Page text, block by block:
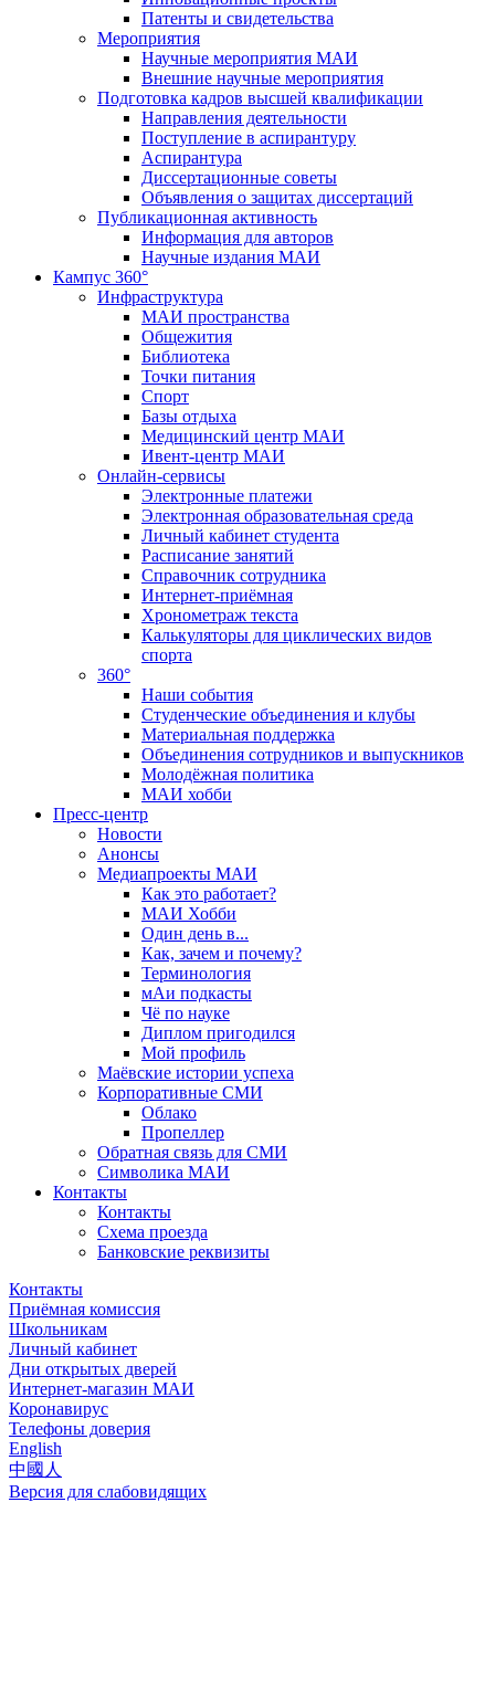
Патенты и свидетельства
Мероприятия
Научные мероприятия МАИ
Внешние научные мероприятия
Подготовка кадров высшей квалификации
Направления деятельности
Поступление в аспирантуру
Аспирантура
Диссертационные советы
Объявления о защитах диссертаций
Публикационная активность
Информация для авторов
Научные издания МАИ
Кампус 360°
Инфраструктура
МАИ пространства
Общежития
Библиотека
Точки питания
Спорт
Базы отдыха
Медицинский центр МАИ
Ивент-центр МАИ
Онлайн-сервисы
Электронные платежи
Электронная образовательная среда
Личный кабинет студента
Расписание занятий
Справочник сотрудника
Интернет-приёмная
Хронометраж текста
Калькуляторы для циклических видов
спорта
360°
Наши события
Студенческие объединения и клубы
Материальная поддержка
Объединения сотрудников и выпускников
Молодёжная политика
МАИ хобби
Пресс-центр
Новости
Анонсы
Медиапроекты МАИ
Как это работает?
МАИ Хобби
Один день в...
Как, зачем и почему?
Терминология
мАи подкасты
Чё по науке
Диплом пригодился
Мой профиль
Маёвские истории успеха
Корпоративные СМИ
Облако
Пропеллер
Обратная связь для СМИ
Символика МАИ
Контакты
Контакты
Схема проезда
Банковские реквизиты
Контакты
Приёмная комиссия
Школьникам
Личный кабинет
Дни открытых дверей
Интернет-магазин МАИ
Коронавирус
Телефоны доверия
English
中國人
Версия для слабовидящих